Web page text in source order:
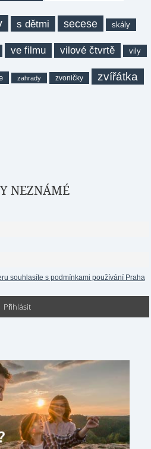
s dětmi secese skály
ve filmu vilové čtvrtě vily
zahrady zvoničky zvířátka
NEZNÁMÉ
souhlasíte s podmínkami používání Praha